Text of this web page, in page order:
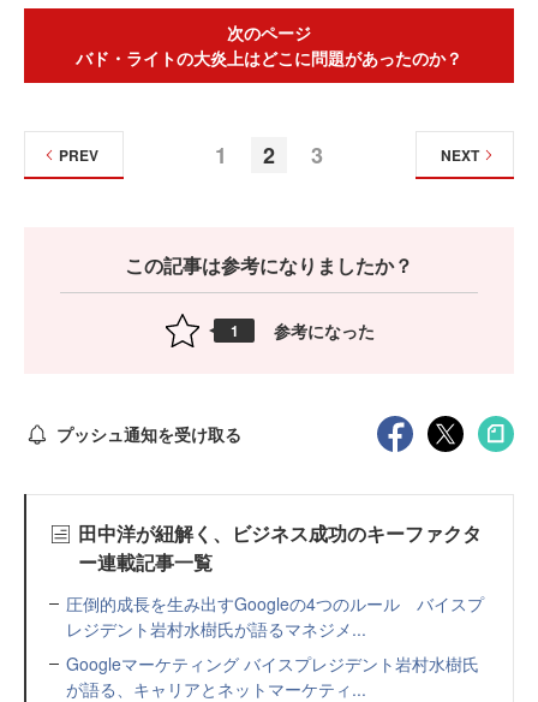
次のページ
バド・ライトの大炎上はどこに問題があったのか？
1 2 3
PREV NEXT
この記事は参考になりましたか？
1 参考になった
プッシュ通知を受け取る
田中洋が紐解く、ビジネス成功のキーファクタ
ー連載記事一覧
圧倒的成長を生み出すGoogleの4つのルール バイスプ
レジデント岩村水樹氏が語るマネジメ...
Googleマーケティング バイスプレジデント岩村水樹氏
が語る、キャリアとネットマーケティ...